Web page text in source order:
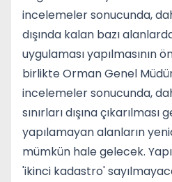
incelemeler sonucunda,
dışında kalan bazı
uygulaması yapılmasının
birlikte Orman Genel
incelemeler sonucunda,
sınırları dışına
yapılamayan alanların
mümkün hale gelecek.
'ikinci kadastro'